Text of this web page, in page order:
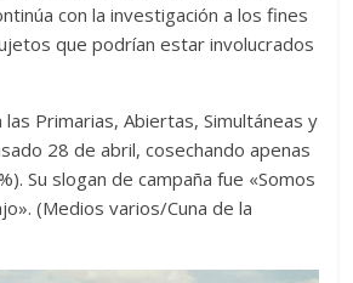
con la investigación a los fines
que podrían estar involucrados
Primarias, Abiertas, Simultáneas y
28 de abril, cosechando apenas
Su slogan de campaña fue «Somos
(Medios varios/Cuna de la